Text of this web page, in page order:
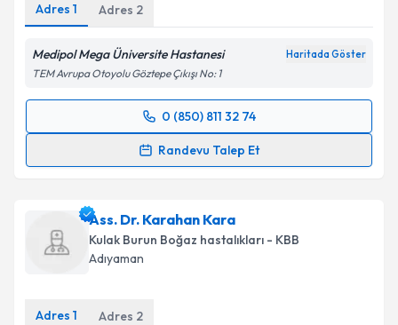
Kişisel verilerimin işlenmesine ilişkin
kapsamda işlenmesini kabul ediyorum.
Takvim Talebini Gönder
Adres 1 Adres 2
Medipol Mega Üniversite Hastanesi Haritada Göster
TEM Avrupa Otoyolu Göztepe Çıkışı No: 1
0 (850) 811 32 74
Randevu Talep Et
Randevu Takvimi Talebi
takvim hazırlandığında e-posta ile bilgilendireceğiz.
E-posta Adresiniz
Ass. Dr. Karahan Kara
Kulak Burun Boğaz hastalıkları - KBB
Adıyaman
Adres 1 Adres 2